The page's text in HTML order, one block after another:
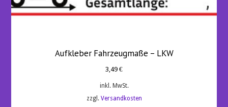
Aufkleber Fahrzeugmaße – LKW
3,49 €
inkl. MwSt.
zzgl. Versandkosten